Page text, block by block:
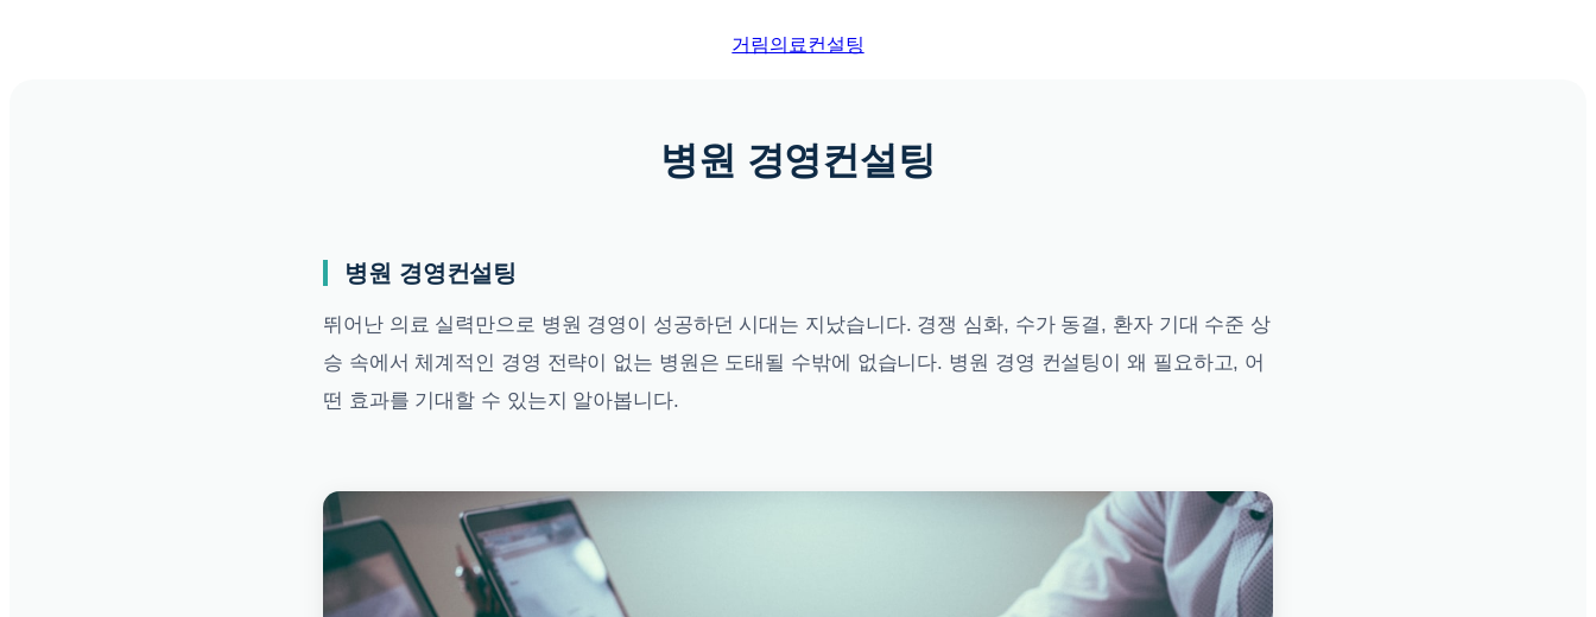
거림의료컨설팅
병원 경영컨설팅
병원 경영컨설팅
뛰어난 의료 실력만으로 병원 경영이 성공하던 시대는 지났습니다. 경쟁 심화, 수가 동결, 환자 기대 수준 상
승 속에서 체계적인 경영 전략이 없는 병원은 도태될 수밖에 없습니다. 병원 경영 컨설팅이 왜 필요하고, 어
떤 효과를 기대할 수 있는지 알아봅니다.